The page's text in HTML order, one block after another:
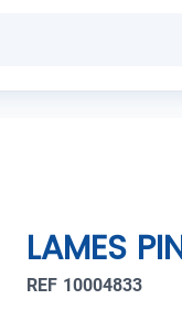
LAMES
REF 10004833